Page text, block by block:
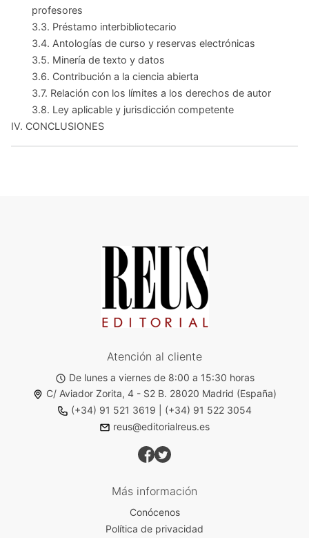
profesores
3.3. Préstamo interbibliotecario
3.4. Antologías de curso y reservas electrónicas
3.5. Minería de texto y datos
3.6. Contribución a la ciencia abierta
3.7. Relación con los límites a los derechos de autor
3.8. Ley aplicable y jurisdicción competente
IV. CONCLUSIONES
Atención al cliente
De lunes a viernes de 8:00 a 15:30 horas
C/ Aviador Zorita, 4 - S2 B. 28020 Madrid (España)
(+34) 91 521 3619
(+34) 91 522 3054
reus@editorialreus.es
Más información
Conócenos
Política de privacidad